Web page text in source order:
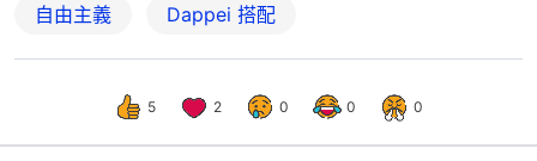
自由主義 Dappei 搭配
5 2 0 0 0